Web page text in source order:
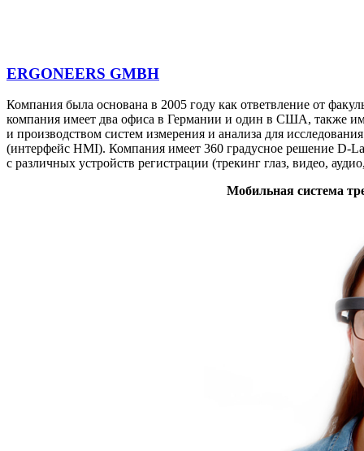
ERGONEERS GMBH
Компания была основана в 2005 году как ответвление от
компания имеет два офиса в Германии и один в США, также
и производством систем измерения и анализа для
(интерфейс HMI). Компания имеет 360 градусное решение D-
с различных устройств регистрации (трекинг глаз, видео,
Мобильная система